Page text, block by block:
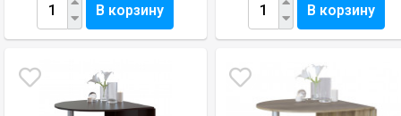
В корзину В корзину